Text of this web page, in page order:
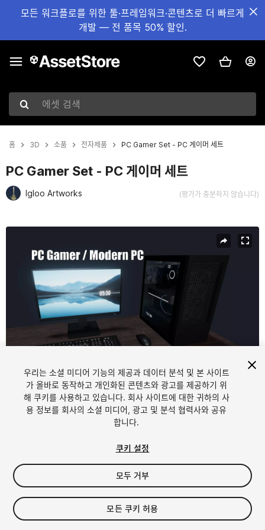
모든 워크플로를 위한 툴·프레임워크·콘텐츠로 더 빠르게
개발 — 전 품목 50% 할인.
에셋 검색
홈 3D 소품 전자제품 PC Gamer Set - PC 게이머 세트
PC Gamer Set - PC 게이머 세트
Igloo Artworks (평가가 충분하지 않습니다)
1/13
$6
세금/부가세는 결제 시 반영됩니다.
우리는 소셜 미디어 기능의 제공과 데이터 분석 및 본 사이트
가 올바로 동작하고 개인화된 콘텐츠와 광고를 제공하기 위
해 쿠키를 사용하고 있습니다. 회사 사이트에 대한 귀하의 사
용 정보를 회사의 소셜 미디어, 광고 및 분석 협력사와 공유
합니다.
쿠키 설정
모두 거부
모든 쿠키 허용